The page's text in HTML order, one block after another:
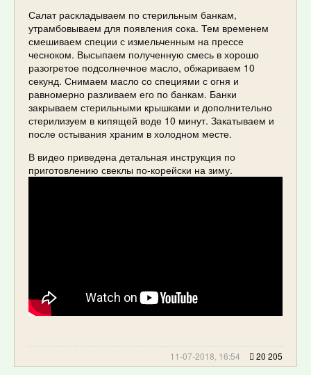
Салат раскладываем по стерильным банкам,
утрамбовываем для появления сока. Тем временем
смешиваем специи с измельченным на прессе
чесноком. Высыпаем полученную смесь в хорошо
разогретое подсолнечное масло, обжариваем 10
секунд. Снимаем масло со специями с огня и
равномерно разливаем его по банкам. Банки
закрываем стерильными крышками и дополнительно
стерилизуем в кипящей воде 10 минут. Закатываем и
после остывания храним в холодном месте.
В видео приведена детальная инструкция по
приготовлению свеклы по-корейски на зиму.
11-07-2018, 16:54 20 205